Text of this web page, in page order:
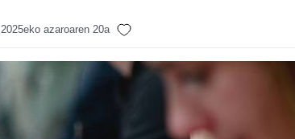
2025eko azaroaren 20a